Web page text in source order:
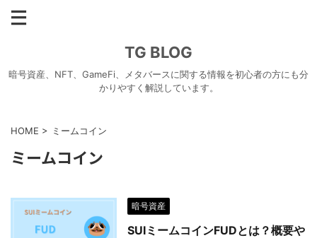
TG BLOG
暗号資産、NFT、GameFi、メタバースに関する情報を初心者の方にも分
かりやすく解説しています。
HOME > ミームコイン
ミームコイン
暗号資産
SUIミームコインFUDとは？概要や